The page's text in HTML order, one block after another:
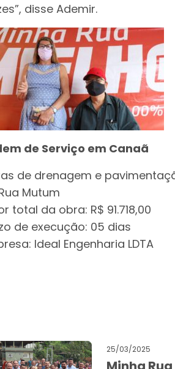
disse Ademir.
de Serviço em Canaã
de drenagem e
Mutum
total da obra: R$ 91.718,00
de execução: 05 dias
Ideal Engenharia LDTA
25/03/2025